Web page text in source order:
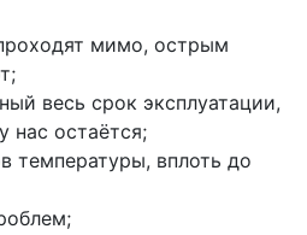
мимо, острым
весь срок эксплуатации,
нас остаётся;
температуры, вплоть до